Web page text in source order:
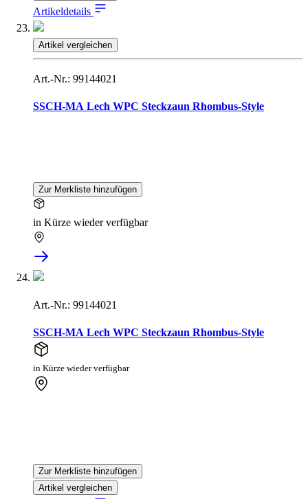
Artikeldetails
Artikel vergleichen
Art.-Nr.: 99144021
SSCH-MA Lech WPC Steckzaun Rhombus-Style
Zur Merkliste hinzufügen
in Kürze wieder verfügbar
Art.-Nr.: 99144021
SSCH-MA Lech WPC Steckzaun Rhombus-Style
in Kürze wieder verfügbar
Zur Merkliste hinzufügen
Artikel vergleichen